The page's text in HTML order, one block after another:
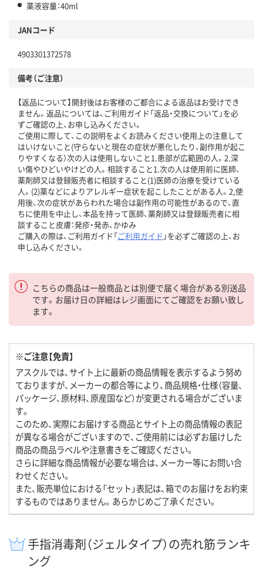
薬液容量：40ml
JANコード
4903301372578
備考（ご注意）
【返品について】開封後はお客様のご都合による返品はお受けでき
ません。返品については、ご利用ガイド「返品・交換について」を必
ずご確認の上、お申し込みください。
ご使用に際して、この説明をよくお読みください使用上の注意して
はいけないこと(守らないと現在の症状が悪化したり、副作用が起こ
りやすくなる）次の人は使用しないこと1.患部が広範囲の人。2.深
い傷やひどいやけどの人。相談すること1.次の人は使用前に医師、
薬剤師又は登録販売者に相談すること(1)医師の治療を受けている
人。(2)薬などによりアレルギー症状を起こしたことがある人。2,使
用後、次の症状があらわれた場合は副作用の可能性があるので、直
ちに使用を中止し、本品を持って医師、薬剤師又は登録販売者に相
談すること皮膚：発疹・発赤、かゆみ
ご購入の際は、ご利用ガイド「ご利用ガイド 」を必ずご確認の上、お
申し込みください。
こちらの商品は一般商品とは別便で届く場合がある別送品
です。お届け日の詳細はレジ画面にてご確認をお願い致し
ます。
※ご注意【免責】
アスクルでは、サイト上に最新の商品情報を表示するよう努め
ておりますが、メーカーの都合等により、商品規格・仕様（容量、
パッケージ、原材料、原産国など）が変更される場合がございま
す。
このため、実際にお届けする商品とサイト上の商品情報の表記
が異なる場合がございますので、ご使用前には必ずお届けした
商品の商品ラベルや注意書きをご確認ください。
さらに詳細な商品情報が必要な場合は、メーカー等にお問い合
わせください。
また、販売単位における「セット」表記は、箱でのお届けをお約束
するものではありません。あらかじめご了承ください。
手指消毒剤（ジェルタイプ）の売れ筋ランキ
ング